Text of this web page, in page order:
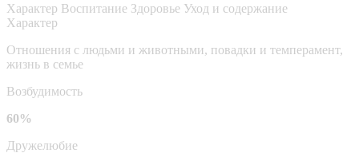
Характер Воспитание Здоровье Уход и содержание
Характер
Отношения с людьми и животными, повадки и темперамент,
жизнь в семье
Возбудимость
60%
Дружелюбие